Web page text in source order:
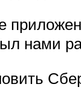
нами